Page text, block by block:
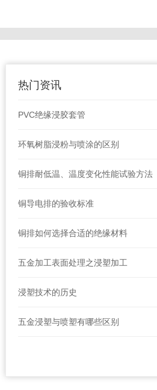
热门资讯
PVC绝缘浸胶套管
环氧树脂浸粉与喷涂的区别
铜排耐低温、温度变化性能试验方法
铜导电排的验收标准
铜排如何选择合适的绝缘材料
五金加工表面处理之浸塑加工
浸塑技术的历史
五金浸塑与喷塑有哪些区别